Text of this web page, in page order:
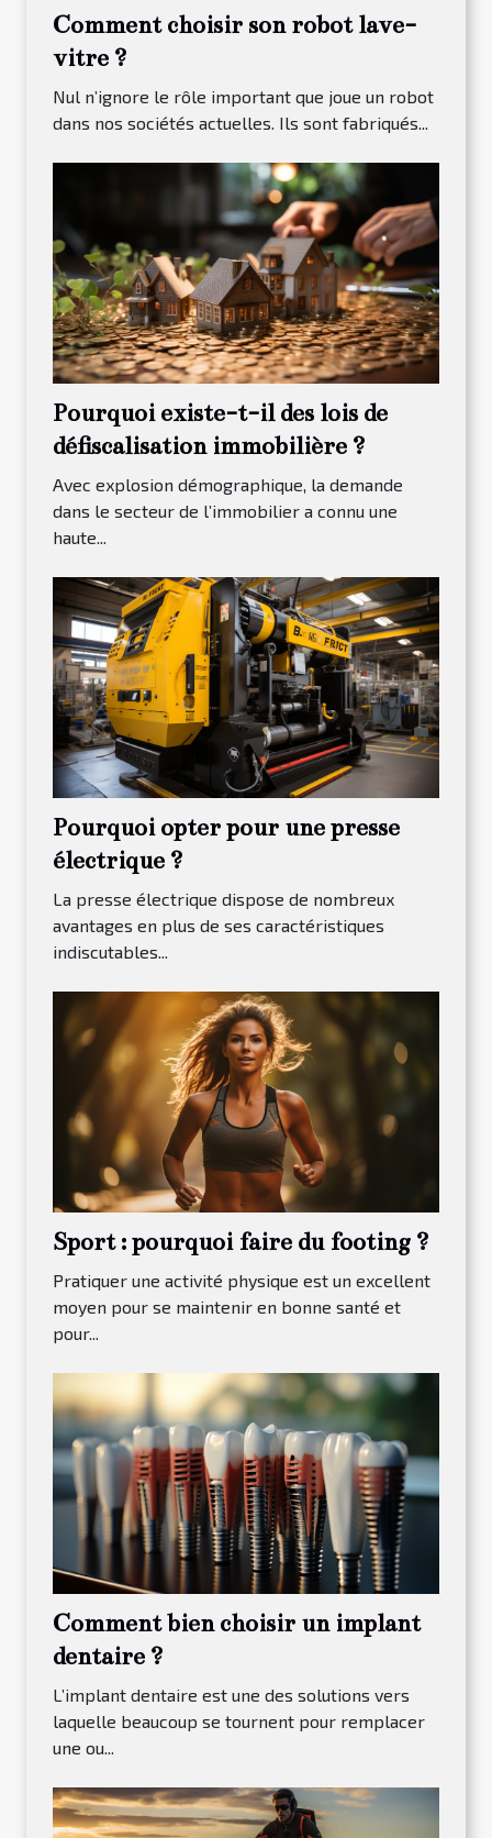
Comment choisir son robot lave-
vitre ?
Nul n’ignore le rôle important que joue un robot
dans nos sociétés actuelles. Ils sont fabriqués...
Pourquoi existe-t-il des lois de
défiscalisation immobilière ?
Avec explosion démographique, la demande
dans le secteur de l’immobilier a connu une
haute...
Pourquoi opter pour une presse
électrique ?
La presse électrique dispose de nombreux
avantages en plus de ses caractéristiques
indiscutables...
Sport : pourquoi faire du footing ?
Pratiquer une activité physique est un excellent
moyen pour se maintenir en bonne santé et
pour...
Comment bien choisir un implant
dentaire ?
L’implant dentaire est une des solutions vers
laquelle beaucoup se tournent pour remplacer
une ou...